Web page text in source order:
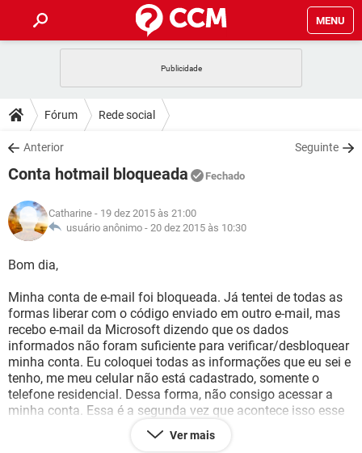
MENU
CELULAR
OUTLOOK
INSTAGRAM GMAIL
GUIA DE COMPRAS
DICAS
JOGOS
INSTAGRAM GMAIL
GUIA DE COMPRAS
DOWNLOADS
JOGOS WHATSAPP
CELULAR
OUTLOOK EXCEL
INSTAGRAM
JOGOS WHATSAPP
CELULAR
OUTLOOK
INSTAGRAM GMAIL
GUIA DE COMPRAS
GLOSSÁRIO
JOGOS
OUTLOOK EXCEL
INSTAGRAM GMAIL
GUIA DE COMPRAS
Fórum Rede social
Anterior Seguinte
Conta hotmail bloqueada Fechado
Catharine - 19 dez 2015 às 21:00
usuário anônimo - 20 dez 2015 às 10:30
Bom dia,
Minha conta de e-mail foi bloqueada. Já tentei de todas as
formas liberar com o código enviado em outro e-mail, mas
recebo e-mail da Microsoft dizendo que os dados
informados não foram suficiente para verificar/desbloquear
minha conta. Eu coloquei todas as informações que eu sei e
tenho, me meu celular não está cadastrado, somente o
telefone residencial. Dessa forma, não consigo acessar a
minha conta. Essa é a segunda vez que acontece isso esse
ano. Por favor, desbloquear minha conta!! Por favor enviar
Ver mais